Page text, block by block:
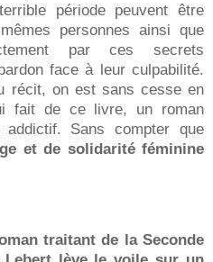
période peuvent être
personnes ainsi que
par ces secrets
face à leur culpabilité.
récit, on est sans cesse en
fait de ce livre, un roman
addictif. Sans compter que
et de solidarité féminine
traitant de la Seconde